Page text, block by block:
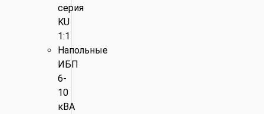
серия
KU
1:1
Напольные
ИБП
6-
10
кВА